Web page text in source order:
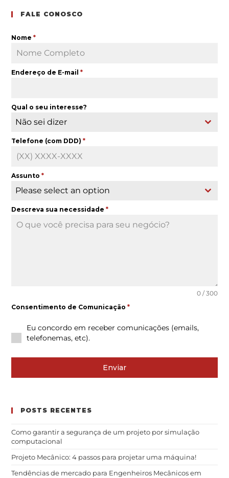
FALE CONOSCO
Nome*
Endereço de E-mail*
Qual o seu interesse?
Não sei dizer
Telefone (com DDD)*
Assunto*
Please select an option
Descreva sua necessidade*
0 / 300
Consentimento de Comunicação*
Eu concordo em receber comunicações (emails,
telefonemas, etc).
Enviar
POSTS RECENTES
Como garantir a segurança de um projeto por simulação
computacional
Projeto Mecânico: 4 passos para projetar uma máquina!
Tendências de mercado para Engenheiros Mecânicos em